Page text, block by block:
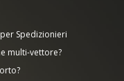
Spedizionieri
multi-vettore?